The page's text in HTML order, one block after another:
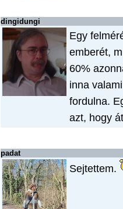
dingidungi
Egy
emberét,
60%
inna
fordulna.
azt, hogy
padat
Sejtettem.